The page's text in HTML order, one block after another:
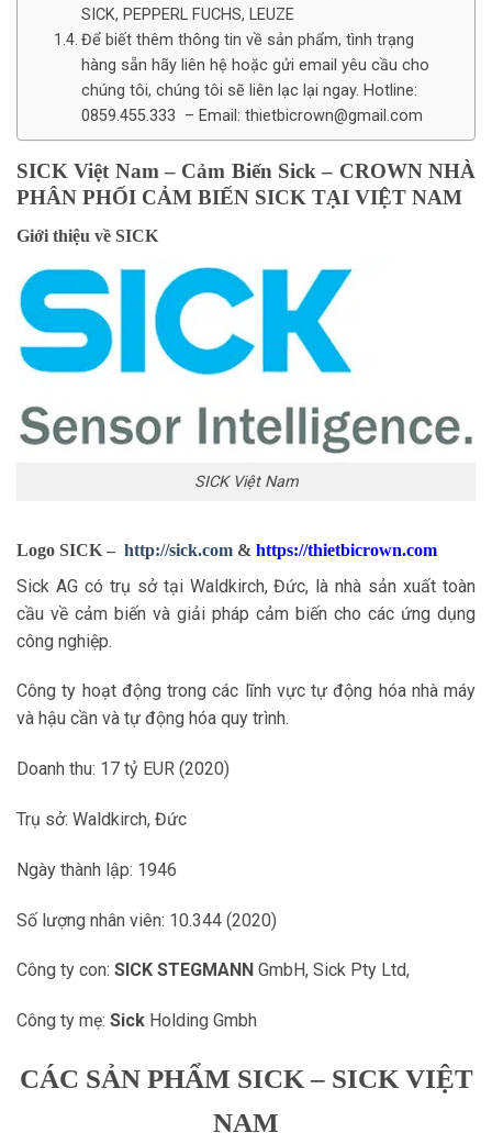
SICK, PEPPERL FUCHS, LEUZE
Để biết thêm thông tin về sản phẩm, tình trạng
hàng sẵn hãy liên hệ hoặc gửi email yêu cầu cho
chúng tôi, chúng tôi sẽ liên lạc lại ngay. Hotline:
0859.455.333 – Email: thietbicrown@gmail.com
SICK Việt Nam – Cảm Biến Sick – CROWN NHÀ
PHÂN PHỐI CẢM BIẾN SICK TẠI VIỆT NAM
Giới thiệu về SICK
SICK Việt Nam
Logo SICK – http://sick.com & https://thietbicrown.com
Sick AG có trụ sở tại Waldkirch, Đức, là nhà sản xuất toàn
cầu về cảm biến và giải pháp cảm biến cho các ứng dụng
công nghiệp.
Công ty hoạt động trong các lĩnh vực tự động hóa nhà máy
và hậu cần và tự động hóa quy trình.
Doanh thu: 17 tỷ EUR (2020)
Trụ sở: Waldkirch, Đức
Ngày thành lập: 1946
Số lượng nhân viên: 10.344 (2020)
Công ty con: SICK STEGMANN GmbH, Sick Pty Ltd,
Công ty mẹ: Sick Holding Gmbh
CÁC SẢN PHẨM SICK – SICK VIỆT
NAM